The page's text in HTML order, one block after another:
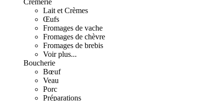
Crèmerie
Lait et Crèmes
Œufs
Fromages de vache
Fromages de chèvre
Fromages de brebis
Voir plus...
Boucherie
Bœuf
Veau
Porc
Préparations